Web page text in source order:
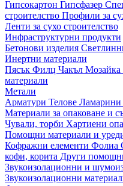
Гипсокартон Гипсфазер
строителство Профили за
Ленти за сухо строителство
Инфраструктурни продукти
Бетонови изделия
Инертни материали
Пясък Филц Чакъл Мозайкa
материали
Метали
Арматури Телове Ламарини
Материали за опаковане и
Чували, торби Хартиени
Помощни материали и
Кофражни елементи Фолиа
кофи, корита Други
Звукоизолационни и
Звукоизолационни